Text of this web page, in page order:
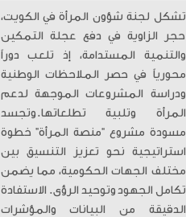
تشكل لجنة شؤون المرأة في الكويت،
حجر الزاوية في دفع عجلة التمكين
والتنمية المستدامة، إذ تلعب دوراً
محورياً في حصر الملاحظات الوطنية
ودراسة المشروعات الموجهة لدعم
المرأة وتلبية تطلعاتها. ​وتجسد
مسودة مشروع “منصة المرأة” خطوة
استراتيجية نحو تعزيز التنسيق بين
مختلف الجهات الحكومية، مما يضمن
تكامل الجهود وتوحيد الرؤى. الاستفادة
الدقيقة من البيانات والمؤشرات